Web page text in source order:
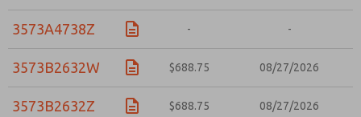
3573A4738Z - -
3573B2632W $688.75 08/27/2026
3573B2632Z $688.75 08/27/2026